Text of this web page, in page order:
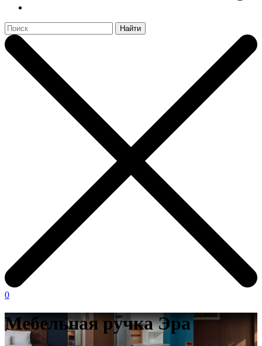
Найти
0
Мебельная ручка Эра